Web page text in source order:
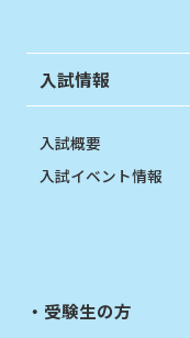
入試情報
入試概要
入試イベント情報
受験生の方